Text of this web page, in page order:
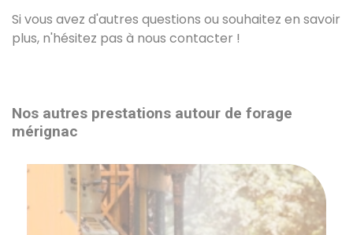
Si vous avez d'autres questions ou souhaitez en savoir
plus, n'hésitez pas à nous contacter !
Nos autres prestations autour de forage
mérignac